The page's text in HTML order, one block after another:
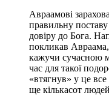
Авраамові
правильну
довіру до Бога.
покликав
кажучи сучасною
час для такої
«втягнув» у це
ще кількасот